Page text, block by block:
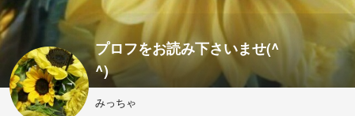
プロフをお読み下さいませ(^
^)
みっちゃ